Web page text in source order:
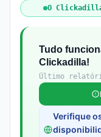
O
Tudo
Clickadilla!
Último
Verifique